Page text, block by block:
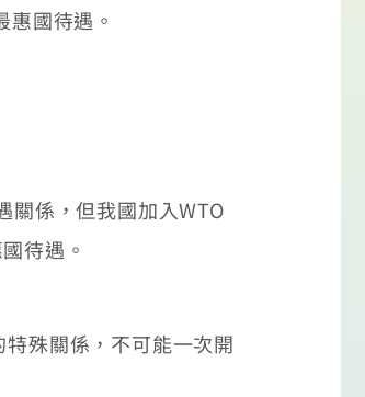
國待遇。
係，但我國加入WTO
待遇。
殊關係，不可能一次開